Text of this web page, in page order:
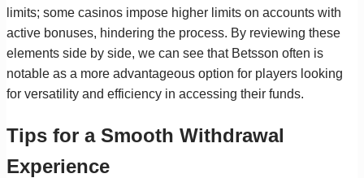
limits; some casinos impose higher limits on accounts with
active bonuses, hindering the process. By reviewing these
elements side by side, we can see that Betsson often is
notable as a more advantageous option for players looking
for versatility and efficiency in accessing their funds.
Tips for a Smooth Withdrawal
Experience